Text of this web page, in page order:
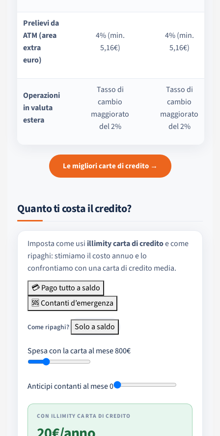
Prelievi da
ATM (area
extra
euro)
4% (min.
5,16€)
4% (min.
5,16€)
Operazioni
in valuta
estera
Tasso di
cambio
maggiorato
del 2%
Tasso di
cambio
maggiorato
del 2%
Le migliori carte di credito →
Quanto ti costa il credito?
Imposta come usi illimity carta di creditoe come
ripaghi: stimiamo il costo annuo e lo
confrontiamo con una carta di credito media.
💳 Pago tutto a saldo
🆘 Contanti d’emergenza
Come ripaghi? Solo a saldo
Spesa con la carta al mese800€
Anticipi contanti al mese0
CON ILLIMITY CARTA DI CREDITO